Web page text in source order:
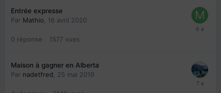
Entrée expresse
Par Mathio 16 avril 2020
0 réponse 1577 vues
Maison à gagner en Alberta
Par nadetfred 25 mai 2019